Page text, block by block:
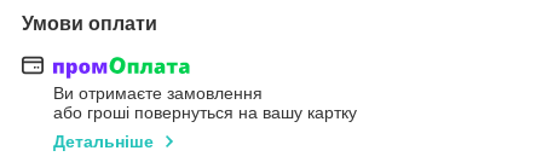
Умови оплати
Ви отримаєте замовлення
або гроші повернуться на вашу картку
Детальніше